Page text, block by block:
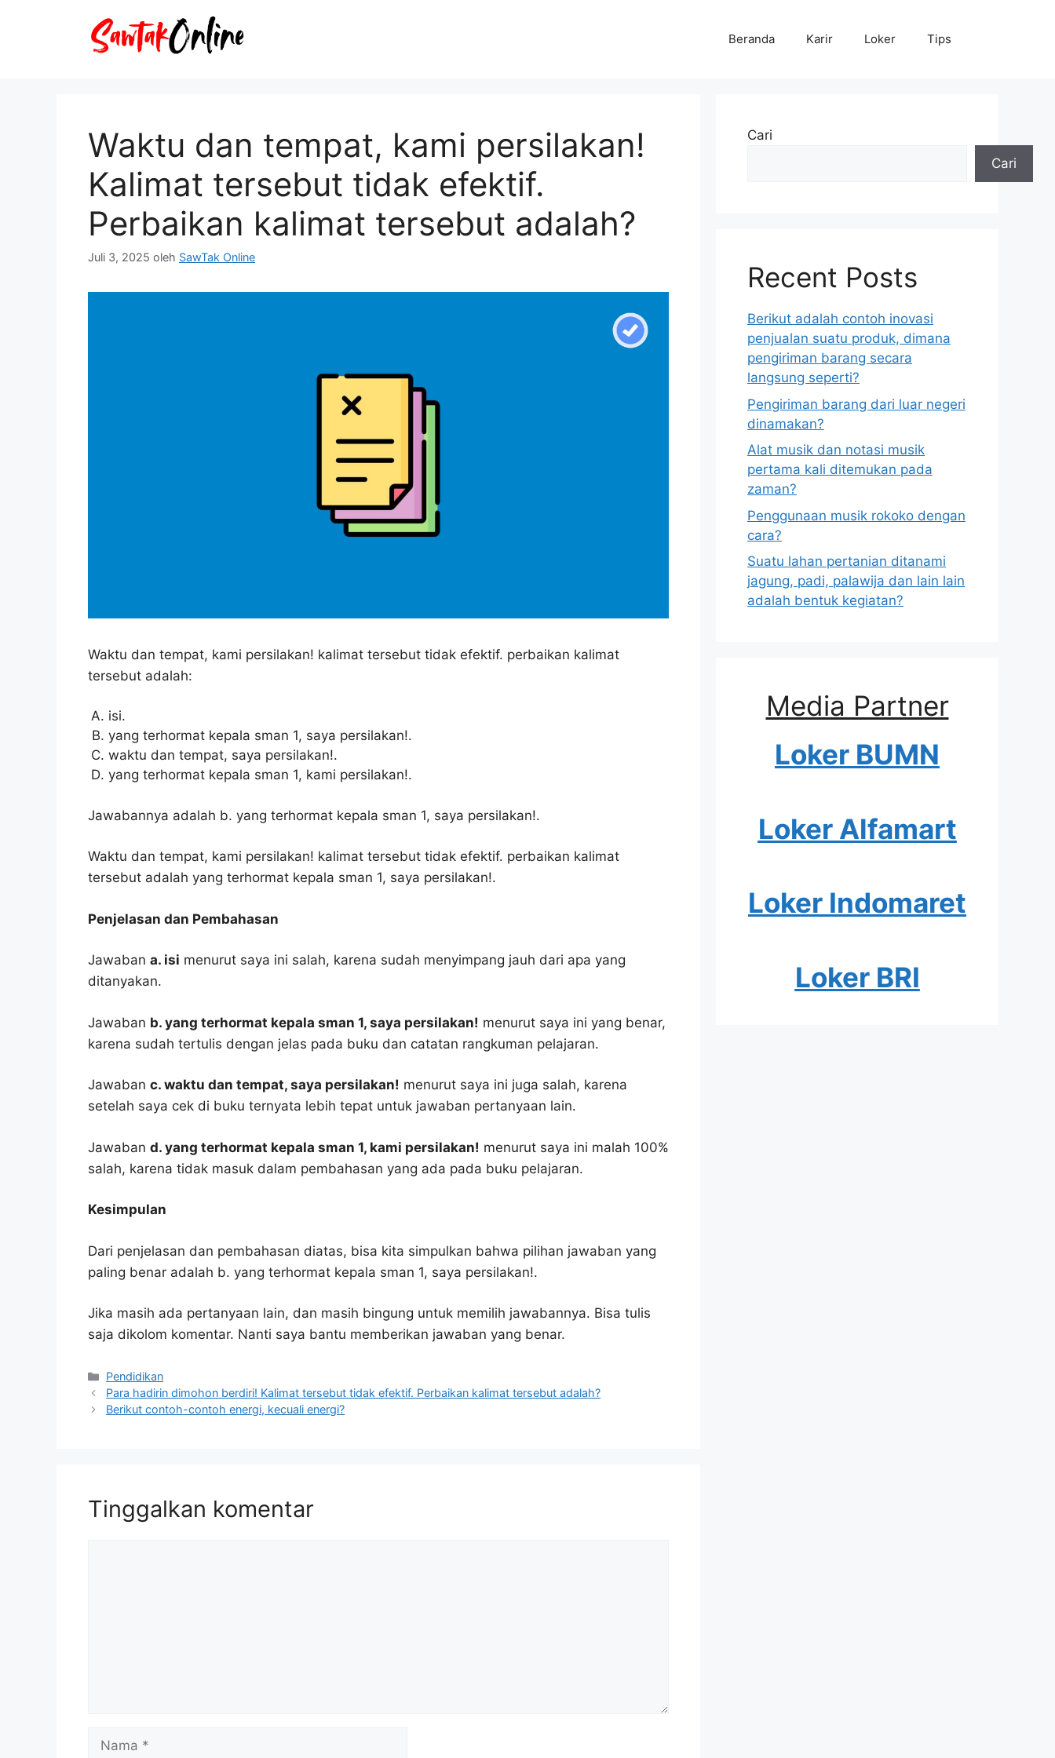
Beranda Karir Loker Tips
Waktu dan tempat, kami persilakan!
Kalimat tersebut tidak efektif.
Perbaikan kalimat tersebut adalah?
Juli 3, 2025 oleh SawTak Online
Waktu dan tempat, kami persilakan! kalimat tersebut tidak efektif. perbaikan kalimat
tersebut adalah:
isi.
yang terhormat kepala sman 1, saya persilakan!.
waktu dan tempat, saya persilakan!.
yang terhormat kepala sman 1, kami persilakan!.
Jawabannya adalah b. yang terhormat kepala sman 1, saya persilakan!.
Waktu dan tempat, kami persilakan! kalimat tersebut tidak efektif. perbaikan kalimat
tersebut adalah yang terhormat kepala sman 1, saya persilakan!.
Penjelasan dan Pembahasan
Jawaban a. isi menurut saya ini salah, karena sudah menyimpang jauh dari apa yang
ditanyakan.
Jawaban b. yang terhormat kepala sman 1, saya persilakan! menurut saya ini yang benar,
karena sudah tertulis dengan jelas pada buku dan catatan rangkuman pelajaran.
Jawaban c. waktu dan tempat, saya persilakan! menurut saya ini juga salah, karena
setelah saya cek di buku ternyata lebih tepat untuk jawaban pertanyaan lain.
Jawaban d. yang terhormat kepala sman 1, kami persilakan! menurut saya ini malah 100%
salah, karena tidak masuk dalam pembahasan yang ada pada buku pelajaran.
Kesimpulan
Dari penjelasan dan pembahasan diatas, bisa kita simpulkan bahwa pilihan jawaban yang
paling benar adalah b. yang terhormat kepala sman 1, saya persilakan!.
Jika masih ada pertanyaan lain, dan masih bingung untuk memilih jawabannya. Bisa tulis
saja dikolom komentar. Nanti saya bantu memberikan jawaban yang benar.
Kategori
Pendidikan
Para hadirin dimohon berdiri! Kalimat tersebut tidak efektif. Perbaikan kalimat tersebut adalah?
Berikut contoh-contoh energi, kecuali energi?
Tinggalkan komentar
Nama
Cari
Cari
Recent Posts
Berikut adalah contoh inovasi
penjualan suatu produk, dimana
pengiriman barang secara
langsung seperti?
Pengiriman barang dari luar negeri
dinamakan?
Alat musik dan notasi musik
pertama kali ditemukan pada
zaman?
Penggunaan musik rokoko dengan
cara?
Suatu lahan pertanian ditanami
jagung, padi, palawija dan lain lain
adalah bentuk kegiatan?
Media Partner
Loker BUMN
Loker Alfamart
Loker Indomaret
Loker BRI